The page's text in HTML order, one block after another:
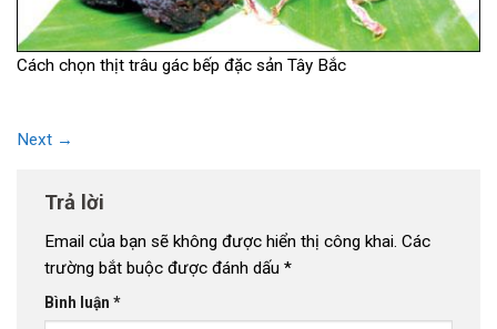
Cách chọn thịt trâu gác bếp đặc sản Tây Bắc
Next →
Trả lời
Email của bạn sẽ không được hiển thị công khai. Các
trường bắt buộc được đánh dấu *
Bình luận *